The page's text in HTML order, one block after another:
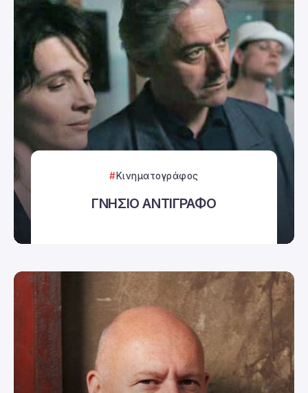
Κινηματογράφος
ΓΝΗΣΙΟ ΑΝΤΙΓΡΑΦΟ